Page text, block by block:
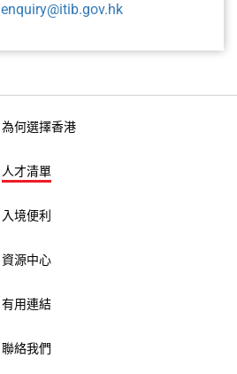
enquiry@itib.gov.hk
為何選擇香港
人才清單
入境便利
資源中心
有用連結
聯絡我們